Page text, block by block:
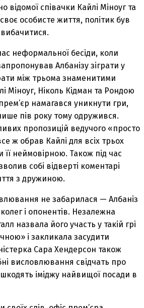
відомої співачки Кайлі Міноуг та
особисте життя, політик був
неформальної бесіди, коли
Албанізу зіграти у
між трьома знаменитими
Міноуг, Ніколь Кідман та Рондою
намагався уникнути гри,
пів року тому одружився.
пропозицій ведучого «просто
ж обрав Кайлі для всіх трьох
її неймовірною. Також під час
собі відверті коментарі
з дружиною.
не забарилася — Албаніз
і опонентів. Незалежна
назвала його участь у такій грі
і закликала засудити
Сара Хендерсон також
висловлювання свідчать про
іміджу найвищої посади в